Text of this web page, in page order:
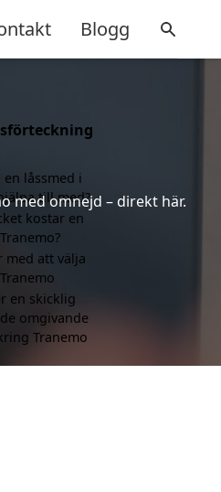
Blogg
med omnejd – direkt här.
en låssmed i
till med?
kostar en
med att välja
en skicklig
omgivande
Tranemo